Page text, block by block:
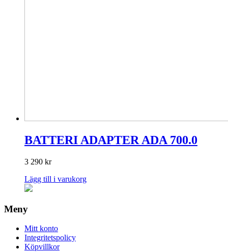
BATTERI ADAPTER ADA 700.0
3 290 kr
Lägg till i varukorg
Meny
Mitt konto
Integritetspolicy
Köpvillkor